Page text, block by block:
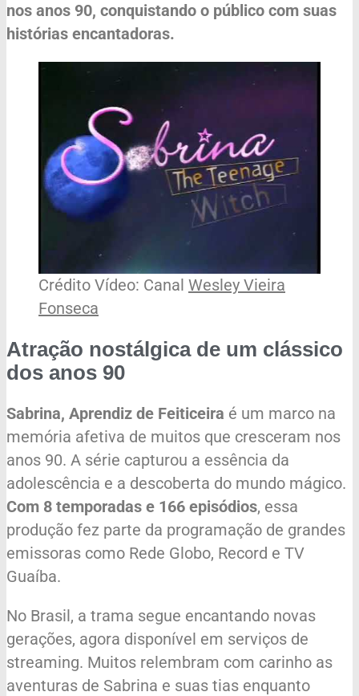
nos anos 90, conquistando o público com suas
histórias encantadoras.
Crédito Vídeo: Canal Wesley Vieira
Fonseca
Atração nostálgica de um clássico
dos anos 90
Sabrina, Aprendiz de Feiticeira é um marco na
memória afetiva de muitos que cresceram nos
anos 90. A série capturou a essência da
adolescência e a descoberta do mundo mágico.
Com 8 temporadas e 166 episódios, essa
produção fez parte da programação de grandes
emissoras como Rede Globo, Record e TV
Guaíba.
No Brasil, a trama segue encantando novas
gerações, agora disponível em serviços de
streaming. Muitos relembram com carinho as
aventuras de Sabrina e suas tias enquanto